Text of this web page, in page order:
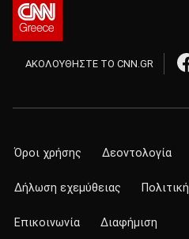
ΑΚΟΛΟΥΘΗΣΤΕ ΤΟ CNN.GR
Όροι χρήσης Δεοντολογία
Δήλωση εχεμύθειας
Επικοινωνία Διαφήμιση